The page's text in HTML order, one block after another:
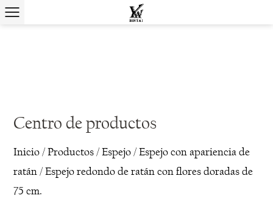
Centro de productos
Inicio/Productos/Espejo/Espejo con apariencia de
ratán/Espejo redondo de ratán con flores doradas de
75 cm.